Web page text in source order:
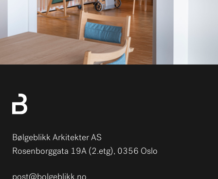
Bølgeblikk Arkitekter AS
Rosenborggata 19A (2.etg), 0356 Oslo
post@bolgeblikk.no